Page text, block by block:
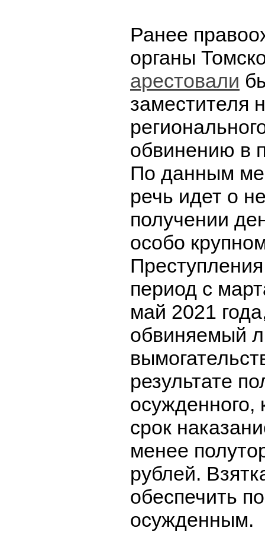
Ранее
органы
арестовали
заместителя
обвинению в
По данным
речь идет о
получении
особо
период с
май 2021
обвиняемый
результате
осужденного,
срок
менее
рублей.
обеспечить
осужденным.